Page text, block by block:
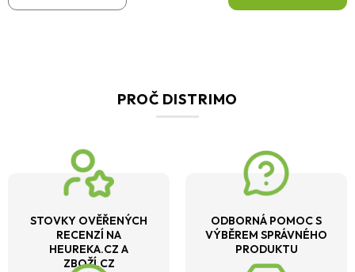
PROČ DISTRIMO
STOVKY OVĚŘENÝCH
RECENZÍ NA
HEUREKA.CZ A
ZBOŽÍ.CZ
ODBORNÁ POMOC S
VÝBĚREM SPRÁVNÉHO
PRODUKTU